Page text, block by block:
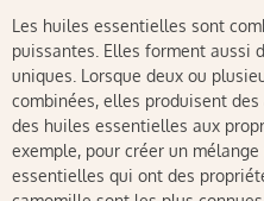
Les huiles essentielles sont
puissantes. Elles forment aussi
uniques. Lorsque deux ou
combinées, elles produisent des
des huiles essentielles aux
exemple, pour créer un
essentielles qui ont des